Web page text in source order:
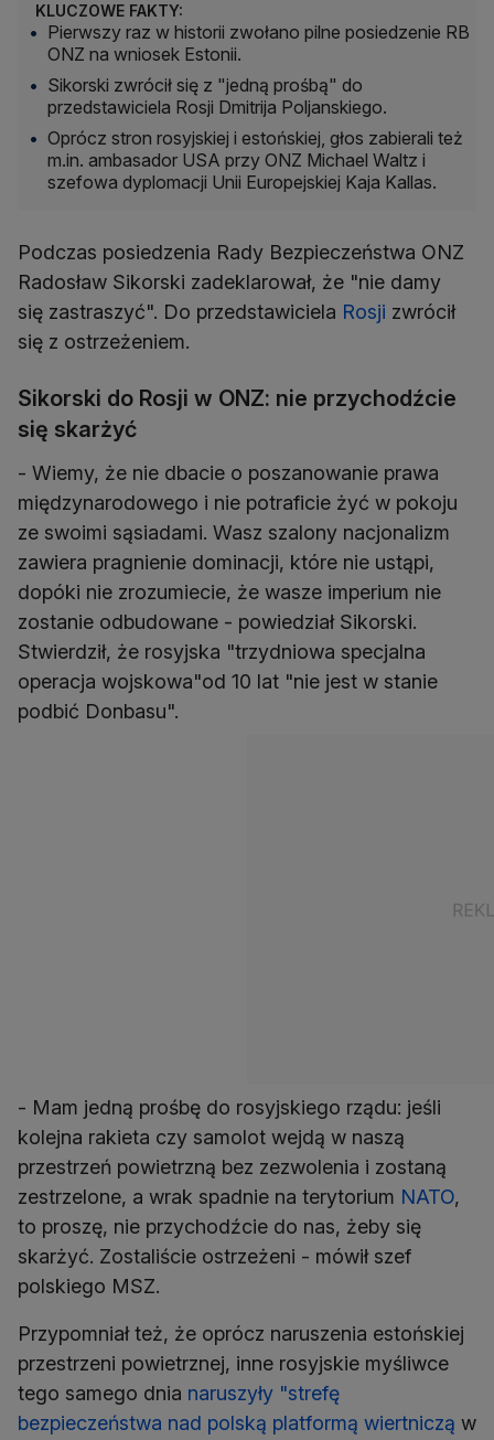
KLUCZOWE FAKTY:
Pierwszy raz w historii zwołano pilne posiedzenie RB
ONZ na wniosek Estonii.
Sikorski zwrócił się z "jedną prośbą" do
przedstawiciela Rosji Dmitrija Poljanskiego.
Oprócz stron rosyjskiej i estońskiej, głos zabierali też
m.in. ambasador USA przy ONZ Michael Waltz i
szefowa dyplomacji Unii Europejskiej Kaja Kallas.
Podczas posiedzenia Rady Bezpieczeństwa ONZ
Radosław Sikorski zadeklarował, że "nie damy
się zastraszyć". Do przedstawiciela Rosji zwrócił
się z ostrzeżeniem.
Sikorski do Rosji w ONZ: nie przychodźcie
się skarżyć
- Wiemy, że nie dbacie o poszanowanie prawa
międzynarodowego i nie potraficie żyć w pokoju
ze swoimi sąsiadami. Wasz szalony nacjonalizm
zawiera pragnienie dominacji, które nie ustąpi,
dopóki nie zrozumiecie, że wasze imperium nie
zostanie odbudowane - powiedział Sikorski.
Stwierdził, że rosyjska "trzydniowa specjalna
operacja wojskowa"od 10 lat "nie jest w stanie
podbić Donbasu".
- Mam jedną prośbę do rosyjskiego rządu: jeśli
kolejna rakieta czy samolot wejdą w naszą
przestrzeń powietrzną bez zezwolenia i zostaną
zestrzelone, a wrak spadnie na terytorium NATO,
to proszę, nie przychodźcie do nas, żeby się
skarżyć. Zostaliście ostrzeżeni - mówił szef
polskiego MSZ.
Przypomniał też, że oprócz naruszenia estońskiej
przestrzeni powietrznej, inne rosyjskie myśliwce
tego samego dnia naruszyły "strefę
bezpieczeństwa nad polską platformą wiertniczą w